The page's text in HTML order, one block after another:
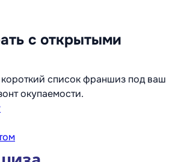
с открытыми
список франшиз под ваш
окупаемости.